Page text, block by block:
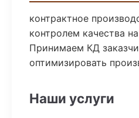
контрактное
контролем качества
Принимаем КД
оптимизировать
Наши услуги